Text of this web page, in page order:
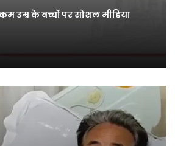
उम्र के बच्चों पर सोशल मीडिया